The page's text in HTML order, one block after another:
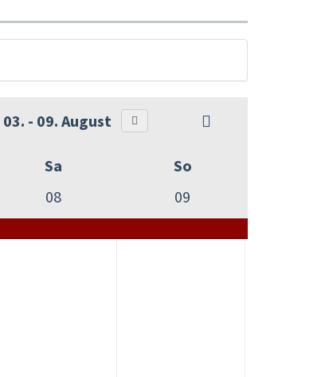
03. - 09. August
Sa
08
So
09